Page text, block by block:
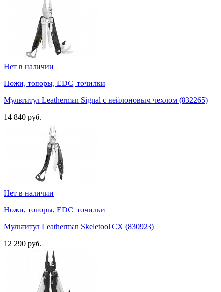
Нет в наличии
Ножи, топоры, EDC, точилки
Мультитул Leatherman Signal с нейлоновым чехлом (832265)
14 840 руб.
Нет в наличии
Ножи, топоры, EDC, точилки
Мультитул Leatherman Skeletool CX (830923)
12 290 руб.